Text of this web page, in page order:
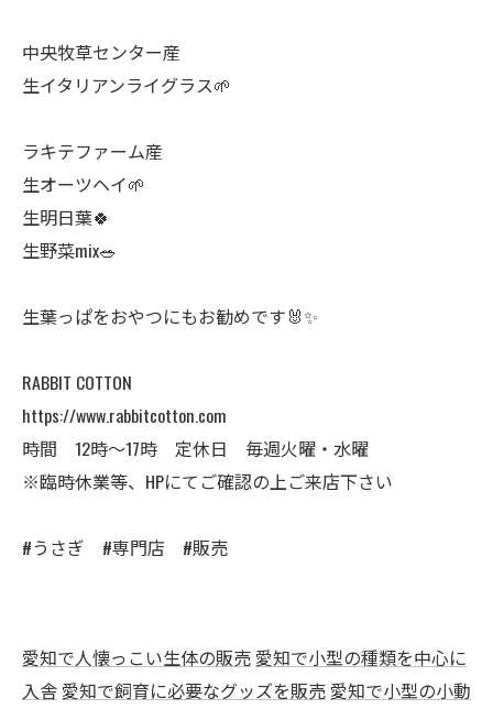
中央牧草センター産
生イタリアンライグラス🌱
ラキテファーム産
生オーツヘイ🌱
生明日葉🍀
生野菜mix🥗
生葉っぱをおやつにもお勧めです🐰✨
RABBIT COTTON
https://www.rabbitcotton.com
時間 12時〜17時 定休日 毎週火曜・水曜
※臨時休業等、HPにてご確認の上ご来店下さい
#うさぎ #専門店 #販売
愛知で人懐っこい生体の販売 愛知で小型の種類を中心に
入舎 愛知で飼育に必要なグッズを販売 愛知で小型の小動